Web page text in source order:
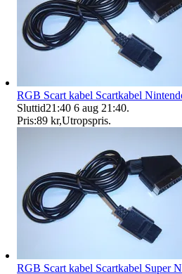
RGB Scart kabel Scartkabel
Sluttid21:40 6 aug 21:40.
Pris:89 kr,Utropspris.
RGB Scart kabel Scartkabel Super